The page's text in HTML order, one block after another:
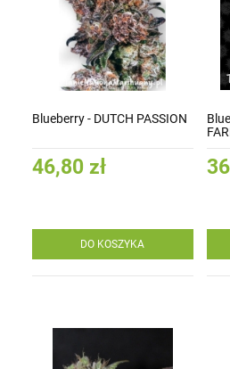
Blueberry - DUTCH PASSION
46,80 zł
DO KOSZYKA